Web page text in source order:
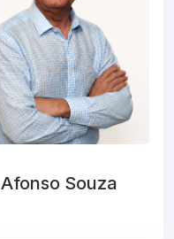
Afonso Souza